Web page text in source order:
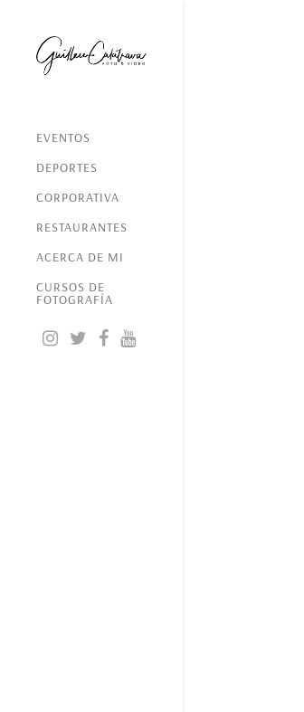
EVENTOS
DEPORTES
CORPORATIVA
RESTAURANTES
ACERCA DE MI
CURSOS DE
FOTOGRAFÍA